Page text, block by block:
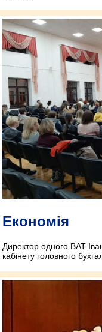
Економія
Директор одного ВАТ
кабінету головного